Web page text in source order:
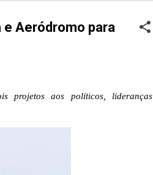
Aeródromo para
projetos aos políticos, lideranças